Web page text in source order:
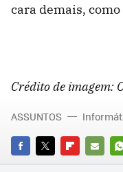
cara demais,
Crédito de imagem:
FACEBOOK
TWITTERFLIPBOARD
E-
ASSUNTOS